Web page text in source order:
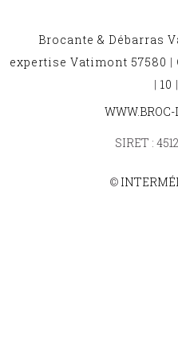
Brocante & Débarras
expertise Vatimont 57580 |
| 10 |
BROCANTE ET DÉBARRAS
BROCANTE ET DÉBARRAS
BROCANTE ET DÉBARRAS
SIRET :
©